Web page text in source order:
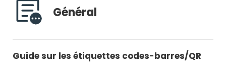
Général
Guide sur les étiquettes codes-barres/QR